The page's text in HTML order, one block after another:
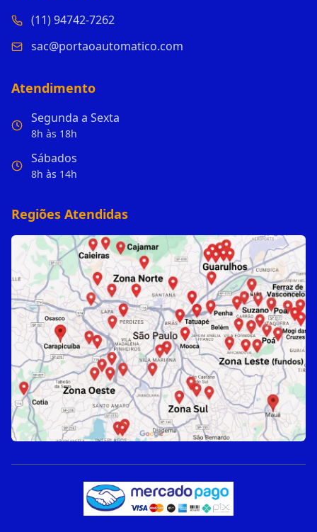
(11) 94742-7262
sac@portaoautomatico.com
Atendimento
Segunda a Sexta
8h às 18h
Sábados
8h às 14h
Regiões Atendidas